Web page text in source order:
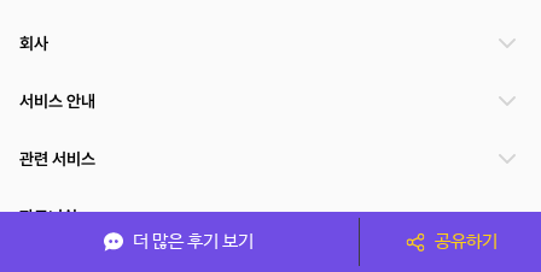
더 많은 후기 보기 공유하기
회사
서비스 안내
관련 서비스
파트너쉽